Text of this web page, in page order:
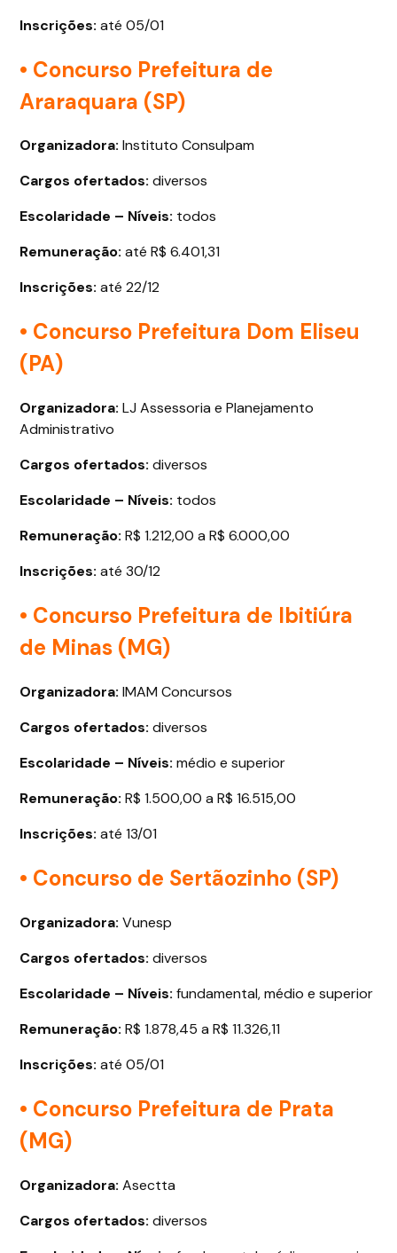
Inscrições:até 05/01
• Concurso Prefeitura de
Araraquara (SP)
Organizadora: Instituto Consulpam
Cargos ofertados: diversos
Escolaridade – Níveis: todos
Remuneração: até R$ 6.401,31
Inscrições:até 22/12
• Concurso Prefeitura Dom Eliseu
(PA)
Organizadora: LJ Assessoria e Planejamento
Administrativo
Cargos ofertados: diversos
Escolaridade – Níveis: todos
Remuneração: R$ 1.212,00 a R$ 6.000,00
Inscrições:até 30/12
• Concurso Prefeitura de Ibitiúra
de Minas (MG)
Organizadora: IMAM Concursos
Cargos ofertados: diversos
Escolaridade – Níveis: médio e superior
Remuneração: R$ 1.500,00 a R$ 16.515,00
Inscrições:até 13/01
• Concurso de Sertãozinho (SP)
Organizadora: Vunesp
Cargos ofertados: diversos
Escolaridade – Níveis: fundamental, médio e superior
Remuneração: R$ 1.878,45 a R$ 11.326,11
Inscrições:até 05/01
• Concurso Prefeitura de Prata
(MG)
Organizadora: Asectta
Cargos ofertados: diversos